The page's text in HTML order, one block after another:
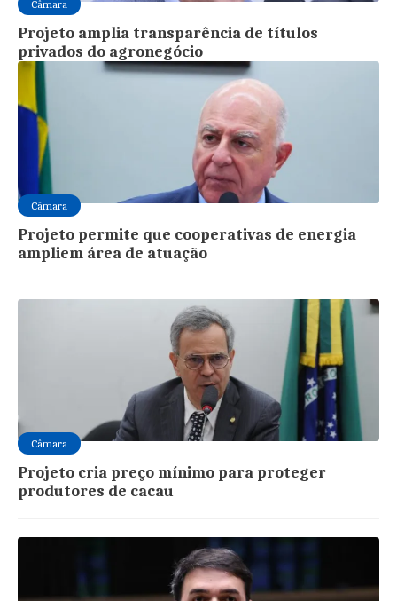
Câmara
Projeto amplia transparência de títulos
privados do agronegócio
Câmara
Projeto permite que cooperativas de energia
ampliem área de atuação
Câmara
Projeto cria preço mínimo para proteger
produtores de cacau